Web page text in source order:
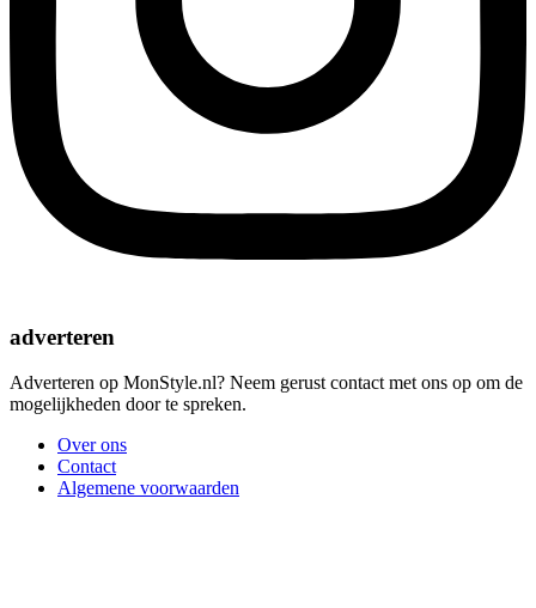
adverteren
Adverteren op MonStyle.nl? Neem gerust contact met ons op om de
mogelijkheden door te spreken.
Over ons
Contact
Algemene voorwaarden